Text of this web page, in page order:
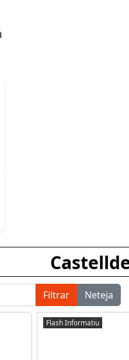
Filtrar Neteja
Flash Informatiu